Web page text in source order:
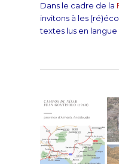
Dans le cadre de la
invitons à les
textes lus en langue